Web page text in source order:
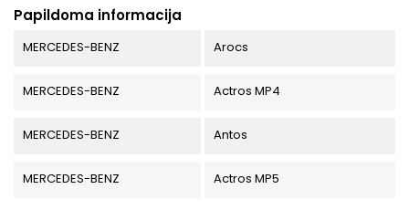
Papildoma informacija
MERCEDES-BENZ Arocs
MERCEDES-BENZ Actros MP4
MERCEDES-BENZ Antos
MERCEDES-BENZ Actros MP5